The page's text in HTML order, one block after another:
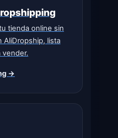
tienda online sin
AliDropship, lista
vender.
→